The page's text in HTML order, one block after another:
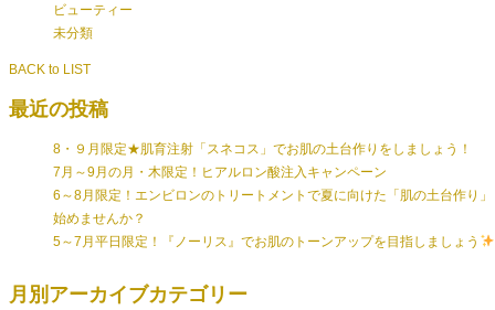
ビューティー
未分類
BACK to LIST
最近の投稿
8・９月限定★肌育注射「スネコス」でお肌の土台作りをしましょう！
7月～9月の月・木限定！ヒアルロン酸注入キャンペーン
6～8月限定！エンビロンのトリートメントで夏に向けた「肌の土台作り」
始めませんか？
5～7月平日限定！『ノーリス』でお肌のトーンアップを目指しましょう
月別アーカイブカテゴリー